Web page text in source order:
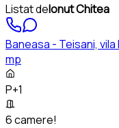
Listat deIonut Chitea
Baneasa - Teisani,
mp
P+1
6 camere!